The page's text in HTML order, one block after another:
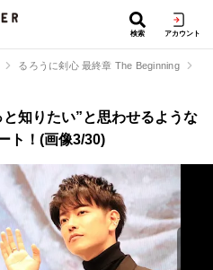
検索 アカウント
るろうに剣心 最終章 The Beginning
知りたい”と思わせるような
ト！(画像3/30)